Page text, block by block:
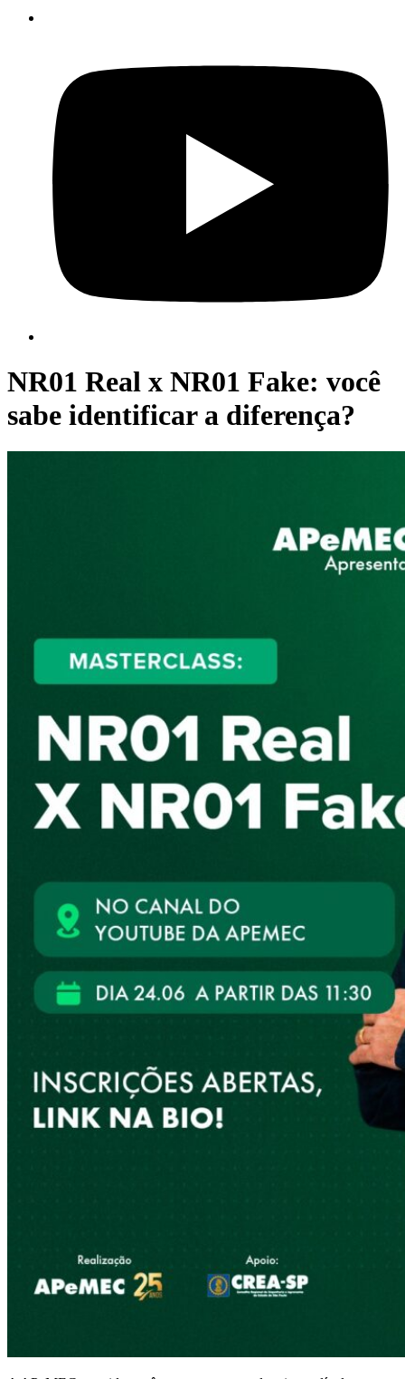
NR01 Real x NR01 Fake: você
sabe identificar a diferença?